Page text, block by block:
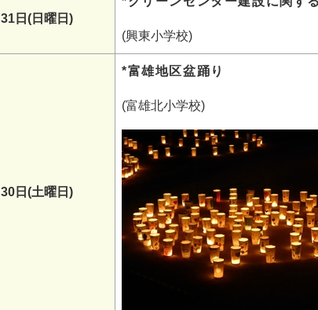
31日(日曜日)
(興東小学校)
30日(土曜日)
*富雄地区盆踊り
(富雄北小学校)